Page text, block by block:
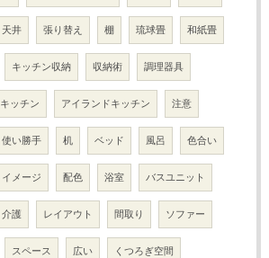
天井 張り替え 棚 琉球畳 和紙畳
キッチン収納 収納術 調理器具
ッチン アイランドキッチン 注意
使い勝手 机 ベッド 風呂 色合い
イメージ 配色 浴室 バスユニット
介護 レイアウト 間取り ソファー
スペース 広い くつろぎ空間